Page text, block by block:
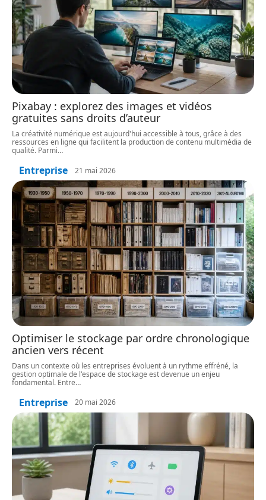
Pixabay : explorez des images et vidéos
gratuites sans droits d’auteur
La créativité numérique est aujourd'hui accessible à tous, grâce à des
ressources en ligne qui facilitent la production de contenu multimédia de
qualité. Parmi…
Entreprise 21 mai 2026
Optimiser le stockage par ordre chronologique
ancien vers récent
Dans un contexte où les entreprises évoluent à un rythme effréné, la
gestion optimale de l'espace de stockage est devenue un enjeu
fondamental. Entre…
Entreprise 20 mai 2026